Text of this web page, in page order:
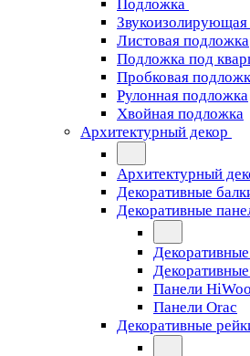
Подложка
Листовая подложка
Подложка под
Пробковая
Рулонная подложка
Хвойная подложка
Архитектурный декор
Архитектурный
Декоративные
Декоративные
Панели
Панели Orac
Декоративные